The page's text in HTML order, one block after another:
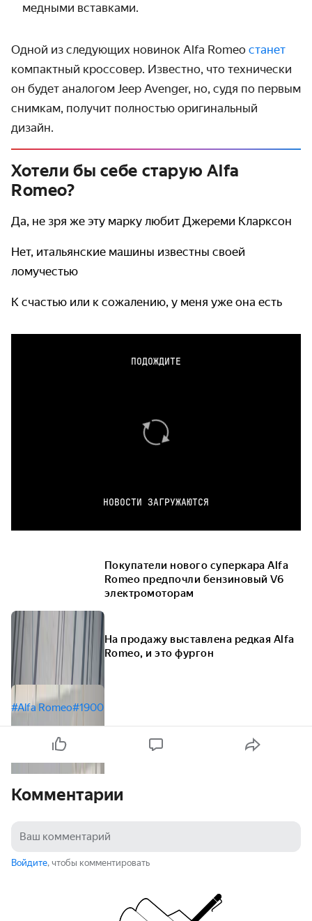
медными вставками.
Одной из следующих новинок Alfa Romeo станет
компактный кроссовер. Известно, что технически
он будет аналогом Jeep Avenger, но, судя по первым
снимкам, получит полностью оригинальный
дизайн.
Хотели бы себе старую Alfa
Romeo?
Да, не зря же эту марку любит Джереми Кларксон
Нет, итальянские машины известны своей
ломучестью
К счастью или к сожалению, у меня уже она есть
ПОДОЖДИТЕ
НОВОСТИ ЗАГРУЖАЮТСЯ
Покупатели нового суперкара Alfa
Romeo предпочли бензиновый V6
электромоторам
На продажу выставлена редкая Alfa
Romeo, и это фургон
#Alfa Romeo#1900
Комментарии
Войдите, чтобы комментировать